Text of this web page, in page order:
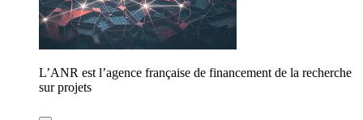
L’ANR est l’agence française de financement de la recherche
sur projets